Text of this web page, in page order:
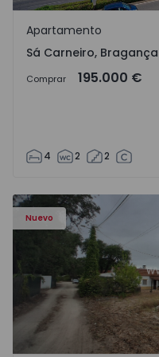
Sá Carneiro, Bragança
Apartamento
Sá Carneiro, Bragança
Comprar 195.000 €
4 2 2
Nuevo
Apartamento T3